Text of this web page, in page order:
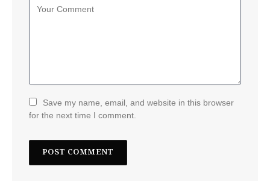
Save my name, email, and website in this browser
for the next time I comment.